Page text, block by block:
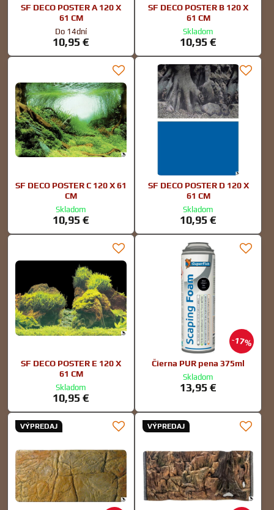
SF DECO POSTER A 120 X
61 CM
Do 14dní
10,95 €
SF DECO POSTER B 120 X
61 CM
Skladom
10,95 €
SF DECO POSTER C 120 X 61
CM
Skladom
10,95 €
SF DECO POSTER D 120 X
61 CM
Skladom
10,95 €
SF DECO POSTER E 120 X
61 CM
Skladom
10,95 €
17%
Čierna PUR pena 375ml
Skladom
13,95 €
VÝPREDAJ VÝPREDAJ